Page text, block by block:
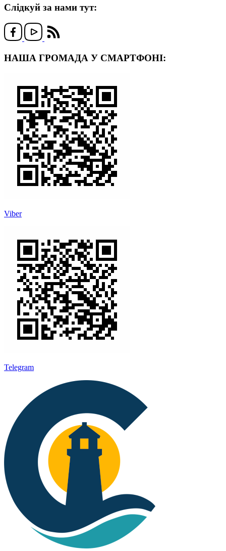
Слідкуй за нами тут:
НАША ГРОМАДА У СМАРТФОНІ:
Viber
Telegram